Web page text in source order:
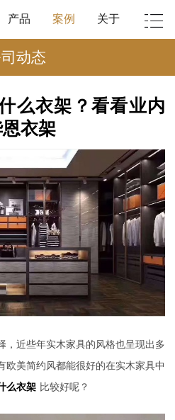
产品 案例 关于
动态
么衣架？看看业内
衣架
，近些年实木家具的风格也呈现出多
欧美简约风都能很好的在实木家具中
么衣架 比较好呢？